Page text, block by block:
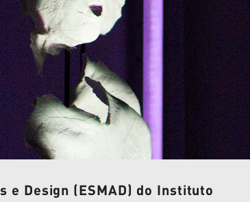
e Design (ESMAD) do Instituto